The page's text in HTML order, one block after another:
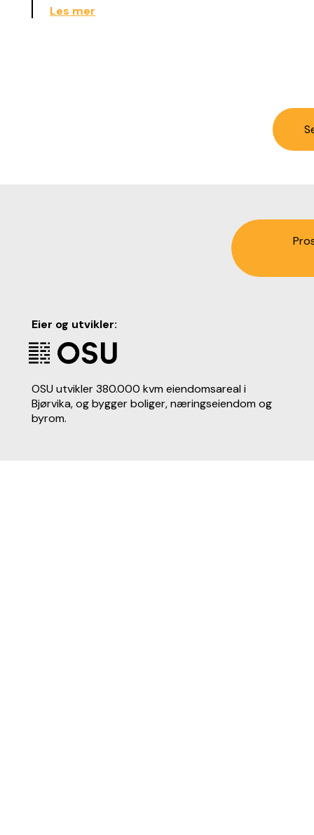
Les mer
Eier og utvikler:
OSU utvikler 380.000 kvm eiendomsareal i
Bjørvika, og bygger boliger, næringseiendom og
byrom.